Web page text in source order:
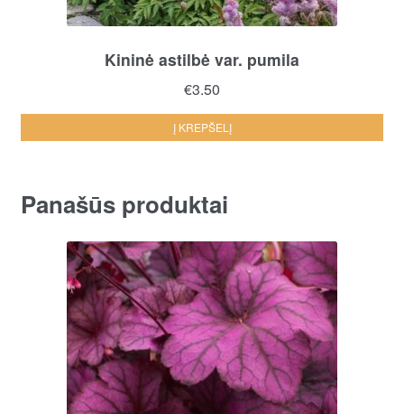
Kininė astilbė var. pumila
€3.50
Į KREPŠELĮ
Panašūs produktai